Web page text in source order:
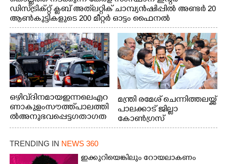
ഡിസ്ട്രിക്റ്റ് ക്ലബ് അത്‌ലറ്റിക് ചാമ്പ്യൻഷിപ്പിൽ അണ്ടർ 20
ആൺകുട്ടികളുടെ 200 മീറ്റർ ഓട്ടം ഫൈനൽ
മത്സരത്തിനിടെ സിന്തറ്റിക് ട്രാക്കിന് കുറുകെ ഓടുന്ന
നായകൾ.
ഒഴിവ് ദിനമായ ഇന്നലെ എറ
ണാകുളം സൗത്ത് പാലത്തി
ൽ അനുഭവപ്പെട്ട ഗതാഗത
ക്കുരുക്ക്
മന്ത്രി രമേശ് ചെന്നിത്തലയ്ക്ക്
പാലക്കാട് ജില്ലാ
കോൺഗ്രസ്
TRENDING IN NEWS 360
ഇക്കുറിയെങ്കിലും റോയലാകണം